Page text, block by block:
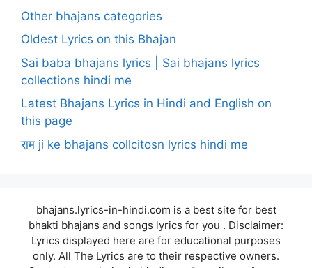
Other bhajans categories
Oldest Lyrics on this Bhajan
Sai baba bhajans lyrics | Sai bhajans lyrics
collections hindi me
Latest Bhajans Lyrics in Hindi and English on
this page
राम ji ke bhajans collcitosn lyrics hindi me
bhajans.lyrics-in-hindi.com is a best site for best
bhakti bhajans and songs lyrics for you . Disclaimer:
Lyrics displayed here are for educational purposes
only. All The Lyrics are to their respective owners.